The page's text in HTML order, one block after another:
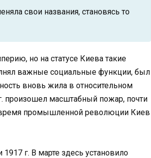
свои названия, становясь то
но на статусе Киева такие
важные социальные функции, был
вновь жила в относительном
произошел масштабный пожар, почти
промышленной революции Киев
г. В марте здесь установило